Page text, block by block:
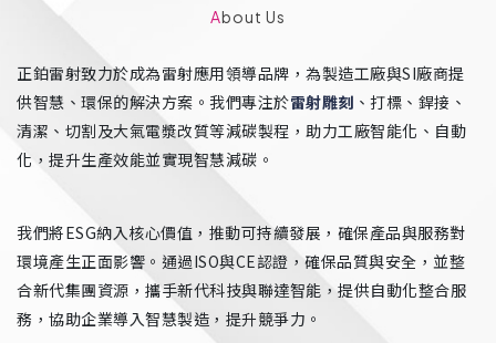
About Us
正鉑雷射致力於成為雷射應用領導品牌，為製造工廠與SI廠商提
供智慧、環保的解決方案。我們專注於雷射雕刻 、打標、銲接、
清潔、切割及大氣電漿改質等減碳製程，助力工廠智能化、自動
化，提升生產效能並實現智慧減碳。
我們將ESG納入核心價值，推動可持續發展，確保產品與服務對
環境產生正面影響。通過ISO與CE認證，確保品質與安全，並整
合新代集團資源，攜手新代科技與聯達智能，提供自動化整合服
務，協助企業導入智慧製造，提升競爭力。